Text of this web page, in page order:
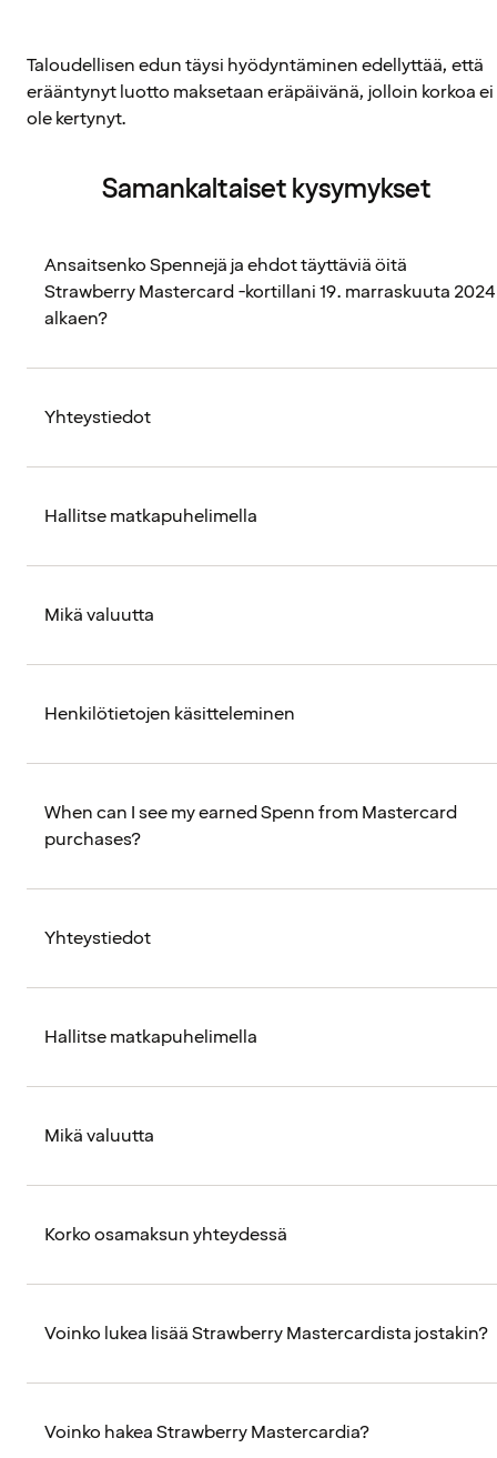
Taloudellisen edun täysi hyödyntäminen edellyttää, että
erääntynyt luotto maksetaan eräpäivänä, jolloin korkoa ei
ole kertynyt.
Samankaltaiset kysymykset
Ansaitsenko Spennejä ja ehdot täyttäviä öitä
Strawberry Mastercard -kortillani 19. marraskuuta 2024
alkaen?
Yhteystiedot
Hallitse matkapuhelimella
Mikä valuutta
Henkilötietojen käsitteleminen
When can I see my earned Spenn from Mastercard
purchases?
Yhteystiedot
Hallitse matkapuhelimella
Mikä valuutta
Korko osamaksun yhteydessä
Voinko lukea lisää Strawberry Mastercardista jostakin?
Voinko hakea Strawberry Mastercardia?